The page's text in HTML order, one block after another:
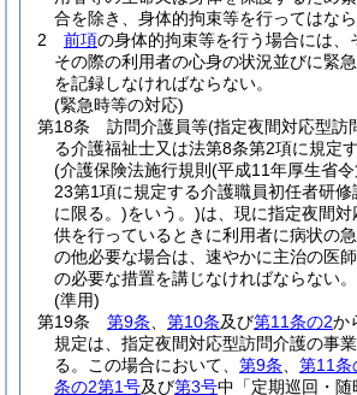
合を除き、身体的拘束等を行ってはなら
2
前項の身体的拘束等を行う場合には、
その際の利用者の心身の状況並びに緊
を記録しなければならない。
(緊急時等の対応)
第18条
訪問介護員等(指定夜間対応型訪
る介護福祉士又は法第8条第2項に規定
(介護保険法施行規則 (平成11年厚生省
23第1項に規定する介護職員初任者研
に限る。)をいう。)は、現に指定夜間
供を行っているときに利用者に病状の
の他必要な場合は、速やかに主治の医
の必要な措置を講じなければならない。
(準用)
第19条
第9条 第10条及び第11条の2か
規定は、指定夜間対応型訪問介護の事
る。
この場合において、 第9条 第11条
条の2第1号及び第3号中「定期巡回・